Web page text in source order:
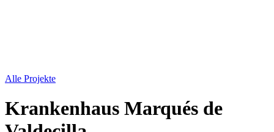
Alle Projekte
Krankenhaus Marqués de